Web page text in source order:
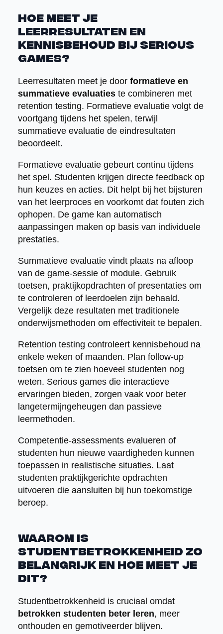
Hoe meet je
leerresultaten en
kennisbehoud bij serious
games?
Leerresultaten meet je door formatieve en
summatieve evaluatieste combineren met
retention testing. Formatieve evaluatie volgt de
voortgang tijdens het spelen, terwijl
summatieve evaluatie de eindresultaten
beoordeelt.
Formatieve evaluatie gebeurt continu tijdens
het spel. Studenten krijgen directe feedback op
hun keuzes en acties. Dit helpt bij het bijsturen
van het leerproces en voorkomt dat fouten zich
ophopen. De game kan automatisch
aanpassingen maken op basis van individuele
prestaties.
Summatieve evaluatie vindt plaats na afloop
van de game-sessie of module. Gebruik
toetsen, praktijkopdrachten of presentaties om
te controleren of leerdoelen zijn behaald.
Vergelijk deze resultaten met traditionele
onderwijsmethoden om effectiviteit te bepalen.
Retention testing controleert kennisbehoud na
enkele weken of maanden. Plan follow-up
toetsen om te zien hoeveel studenten nog
weten. Serious games die interactieve
ervaringen bieden, zorgen vaak voor beter
langetermijngeheugen dan passieve
leermethoden.
Competentie-assessments evalueren of
studenten hun nieuwe vaardigheden kunnen
toepassen in realistische situaties. Laat
studenten praktijkgerichte opdrachten
uitvoeren die aansluiten bij hun toekomstige
beroep.
Waarom is
studentbetrokkenheid zo
belangrijk en hoe meet je
dit?
Studentbetrokkenheid is cruciaal omdat
betrokken studenten beter leren, meer
onthouden en gemotiveerder blijven.